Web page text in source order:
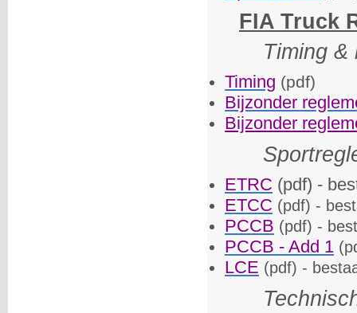
FIA Truck
Timing &
Timing (pdf)
Bijzonder
Bijzonder
ETRC (pdf) -
ETCC (pdf) -
PCCB (pdf) -
PCCB - Add 1
LCE (pdf) -